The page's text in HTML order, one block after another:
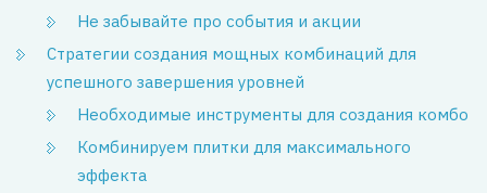
Не забывайте про события и акции
Стратегии создания мощных комбинаций для
успешного завершения уровней
Необходимые инструменты для создания комбо
Комбинируем плитки для максимального
эффекта